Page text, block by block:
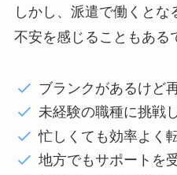
しかし、派遣で働くと
不安を感じることもある
ブランクがあるけど
未経験の職種に挑戦
忙しくても効率よく
地方でもサポートを